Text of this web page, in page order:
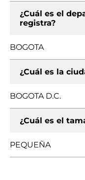
¿Cuál es el
registra?
BOGOTA
¿Cuál es la
BOGOTA D.C.
¿Cuál es el
PEQUEÑA